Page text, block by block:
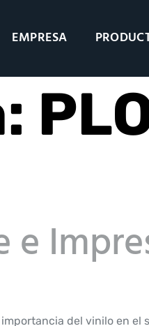
EMPRESA
e
del vinilo en